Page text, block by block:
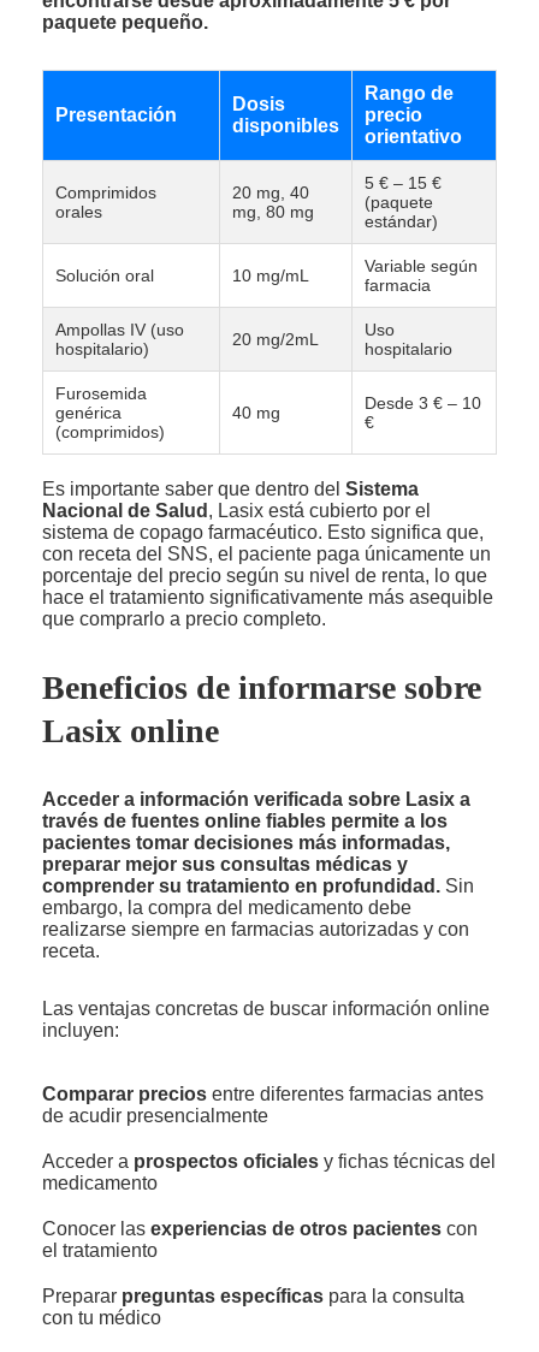
paquete pequeño.
Presentación
Dosis
disponibles
Rango de
precio
orientativo
Comprimidos
orales
20 mg, 40
mg, 80 mg
5 € – 15 €
(paquete
estándar)
Solución oral 10 mg/mL
Variable según
farmacia
Ampollas IV (uso
hospitalario)
20 mg/2mL
Uso
hospitalario
Furosemida
genérica
(comprimidos)
40 mg
Desde 3 € – 10
€
Es importante saber que dentro del Sistema
Nacional de Salud , Lasix está cubierto por el
sistema de copago farmacéutico. Esto significa que,
con receta del SNS, el paciente paga únicamente un
porcentaje del precio según su nivel de renta, lo que
hace el tratamiento significativamente más asequible
que comprarlo a precio completo.
Beneficios de informarse sobre
Lasix online
Acceder a información verificada sobre Lasix a
través de fuentes online fiables permite a los
pacientes tomar decisiones más informadas,
preparar mejor sus consultas médicas y
comprender su tratamiento en profundidad. Sin
embargo, la compra del medicamento debe
realizarse siempre en farmacias autorizadas y con
receta.
Las ventajas concretas de buscar información online
incluyen:
Comparar precios entre diferentes farmacias antes
de acudir presencialmente
Acceder a prospectos oficiales y fichas técnicas del
medicamento
Conocer las experiencias de otros pacientes con
el tratamiento
Preparar preguntas específicas para la consulta
con tu médico